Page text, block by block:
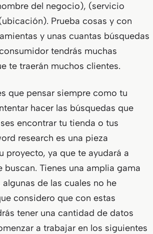
del negocio), (servicio
Prueba cosas y con
y unas cuantas búsquedas
tendrás muchas
te traerán muchos clientes.
que pensar siempre como tu
hacer las búsquedas que
encontrar tu tienda o tus
research es una pieza
proyecto, ya que te ayudará a
buscan. Tienes una amplia gama
de las cuales no he
considero que con estas
tener una cantidad de datos
a trabajar en los siguientes